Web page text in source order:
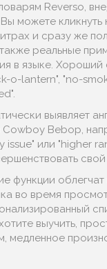
Reverso,
можете
и сразу же
реальные
в языке. Хороший
o-lantern", "no-
выявляет
Cowboy Bebop,
issue" или "higher
свой
функции
во время
выучить,
медленное